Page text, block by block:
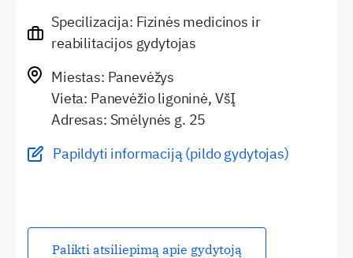
Specilizacija: Fizinės medicinos ir
reabilitacijos gydytojas
Miestas: Panevėžys
Vieta: Panevėžio ligoninė, VšĮ
Adresas: Smėlynės g. 25
Papildyti informaciją (pildo gydytojas)
Palikti atsiliepimą apie gydytoją